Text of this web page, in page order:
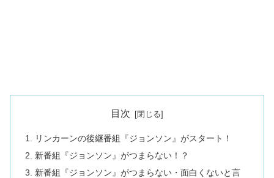
目次
リンカーンの後継番組『ジョンソン』がスタート！
新番組『ジョンソン』がつまらない！？
新番組『ジョンソン』がつまらない・面白くないと言